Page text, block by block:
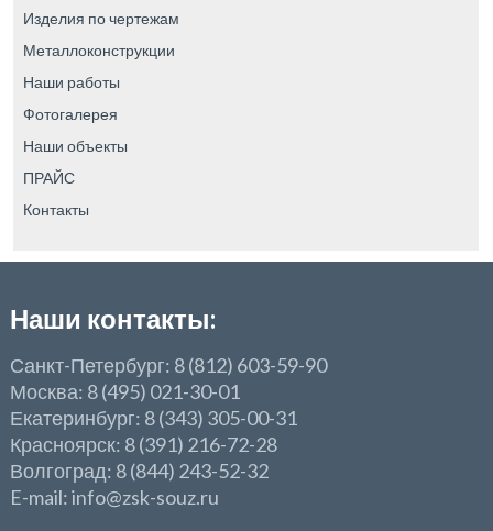
Изделия по чертежам
Металлоконструкции
Наши работы
Фотогалерея
Наши объекты
ПРАЙС
Контакты
Наши контакты:
Санкт-Петербург: 8 (812) 603-59-90
Москва: 8 (495) 021-30-01
Екатеринбург: 8 (343) 305-00-31
Красноярск: 8 (391) 216-72-28
Волгоград: 8 (844) 243-52-32
E-mail: info@zsk-souz.ru